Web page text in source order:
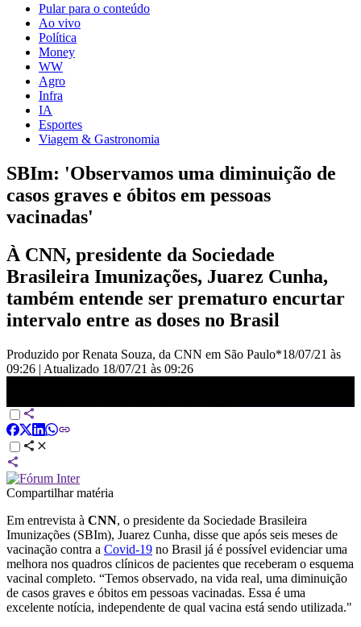
Pular para o conteúdo
Ao vivo
Política
Money
WW
Agro
Infra
IA
Esportes
Viagem & Gastronomia
SBIm: 'Observamos uma diminuição de
casos graves e óbitos em pessoas
vacinadas'
À CNN, presidente da Sociedade
Brasileira Imunizações, Juarez Cunha,
também entende ser prematuro encurtar
intervalo entre as doses no Brasil
Produzido por Renata Souza, da CNN em São Paulo*18/07/21 às
09:26 | Atualizado 18/07/21 às 09:26
Compartilhar matéria
Em entrevista à CNN, o presidente da Sociedade Brasileira
Imunizações (SBIm), Juarez Cunha, disse que após seis meses de
vacinação contra a Covid-19 no Brasil já é possível evidenciar uma
melhora nos quadros clínicos de pacientes que receberam o esquema
vacinal completo. “Temos observado, na vida real, uma diminuição
de casos graves e óbitos em pessoas vacinadas. Essa é uma
excelente notícia, independente de qual vacina está sendo utilizada."